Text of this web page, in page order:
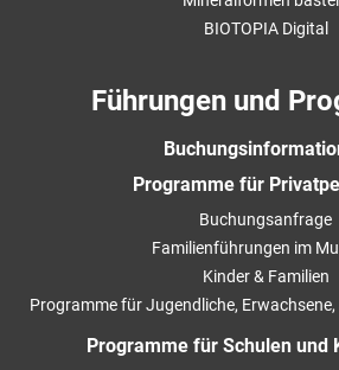
BIOTOPIA Digital
Führungen und
Programme für
Buchungsanfrage
Familienführungen im
Kinder & Familien
Programme für Jugendliche,
Programme für Schulen und